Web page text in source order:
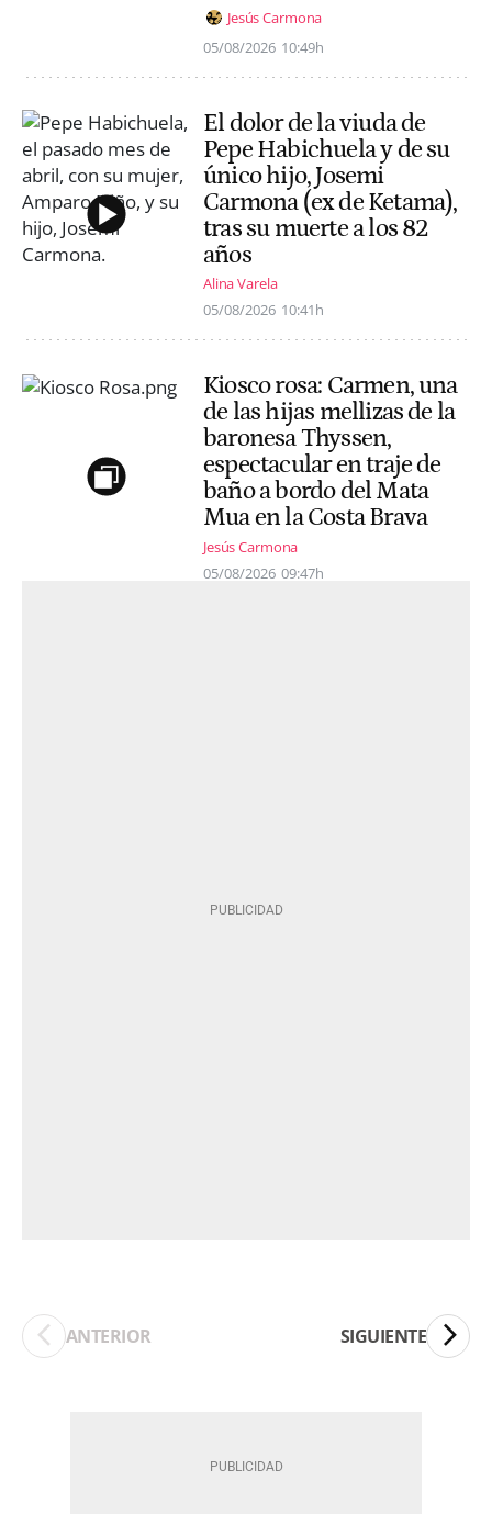
Jesús Carmona
05/08/2026 10:49h
El dolor de la viuda de
Pepe Habichuela y de su
único hijo, Josemi
Carmona (ex de Ketama),
tras su muerte a los 82
años
Alina Varela
05/08/2026 10:41h
Kiosco rosa: Carmen, una
de las hijas mellizas de la
baronesa Thyssen,
espectacular en traje de
baño a bordo del Mata
Mua en la Costa Brava
Jesús Carmona
05/08/2026 09:47h
ANTERIOR SIGUIENTE